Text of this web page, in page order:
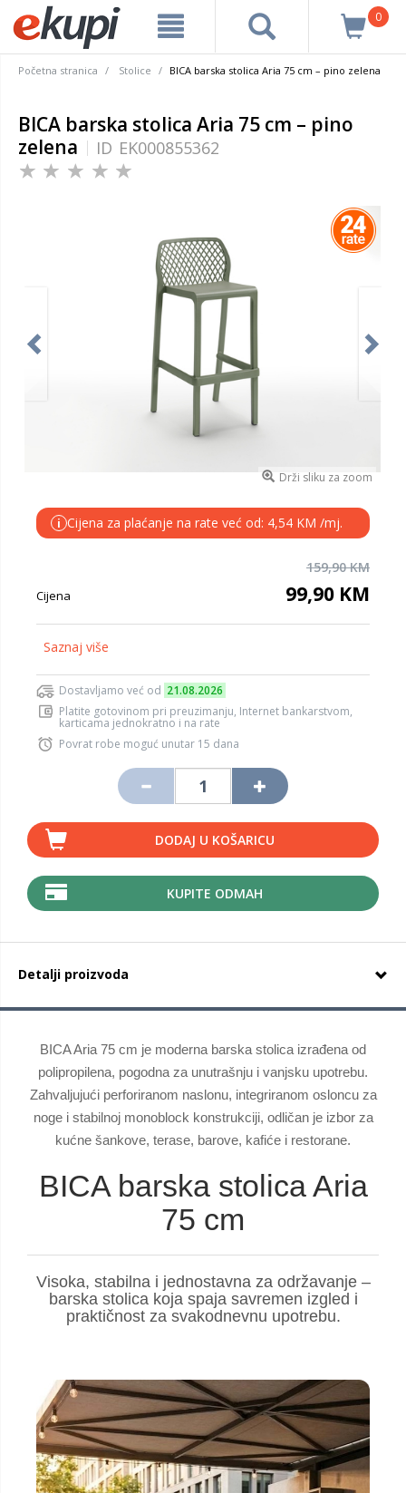
0
Početna stranica Stolice BICA barska stolica Aria 75 cm – pino zelena
BICA barska stolica Aria 75 cm – pino
zelena
ID EK000855362
Drži sliku za zoom
i Cijena za plaćanje na rate već od: 4,54 KM /mj.
159,90 KM
Cijena 99,90 KM
Saznaj više
Dostavljamo već od 21.08.2026
Platite gotovinom pri preuzimanju, Internet bankarstvom,
karticama jednokratno i na rate
Povrat robe moguć unutar 15 dana
DODAJ U KOŠARICU
KUPITE ODMAH
Detalji proizvoda
BICA Aria 75 cm je moderna barska stolica izrađena od
polipropilena, pogodna za unutrašnju i vanjsku upotrebu.
Zahvaljujući perforiranom naslonu, integriranom osloncu za
noge i stabilnoj monoblock konstrukciji, odličan je izbor za
kućne šankove, terase, barove, kafiće i restorane.
BICA barska stolica Aria
75 cm
Visoka, stabilna i jednostavna za održavanje –
barska stolica koja spaja savremen izgled i
praktičnost za svakodnevnu upotrebu.